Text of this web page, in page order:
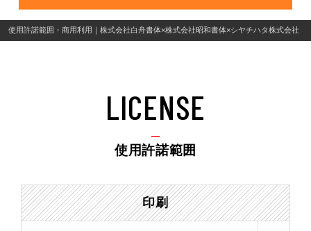
使用許諾範囲・商用利用｜株式会社白舟書体×株式会社昭和書体×シヤチハタ株式会社
LICENSE
使用許諾範囲
印刷